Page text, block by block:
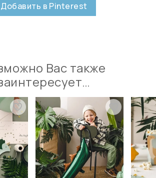
Добавить в Pinterest
Вас также